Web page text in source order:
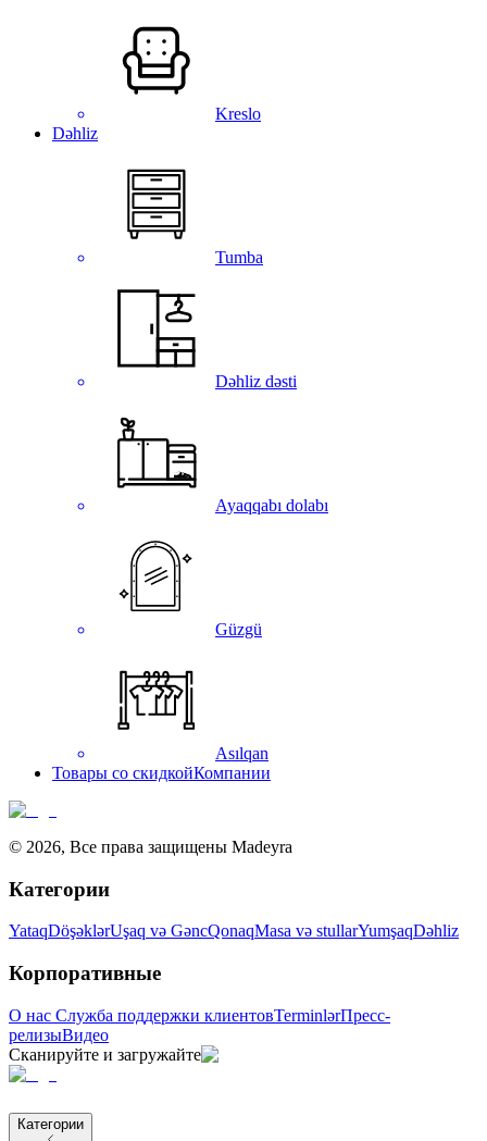
Kreslo
Dəhliz
Tumba
Dəhliz dəsti
Ayaqqabı dolabı
Güzgü
Asılqan
Товары со скидкойКомпании
© 2026, Все права защищены Madeyra
Категории
YataqDöşəklərUşaq və GəncQonaqMasa və stullarYumşaqDəhliz
Корпоративные
О нас Служба поддержки клиентовTerminlərПресс-
релизыВидео
Сканируйте и загружайте
Категории